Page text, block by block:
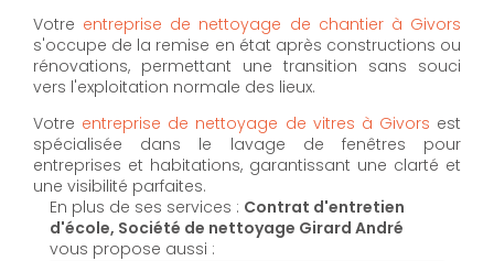
Votre entreprise de nettoyage de chantier à Givors
s'occupe de la remise en état après constructions ou
rénovations, permettant une transition sans souci
vers l'exploitation normale des lieux.
Votre entreprise de nettoyage de vitres à Givors est
spécialisée dans le lavage de fenêtres pour
entreprises et habitations, garantissant une clarté et
une visibilité parfaites.
En plus de ses services : Contrat d'entretien
d'école, Société de nettoyage Girard André
vous propose aussi :